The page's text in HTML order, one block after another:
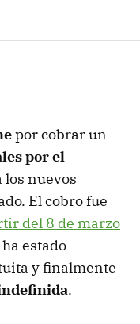
por cobrar un
por el
los nuevos
El cobro fue
del 8 de marzo
estado
y finalmente
.